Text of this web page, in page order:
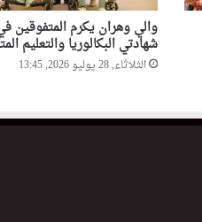
والي وهران يكرم المتفوقين
شهادتي البكالوريا والتعليم
الثلاثاء, 28 يوليو 2026, 13:45